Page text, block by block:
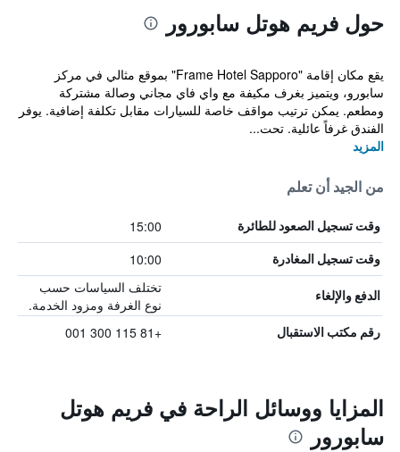
حول فريم هوتل سابورور
يقع مكان إقامة "Frame Hotel Sapporo" بموقع مثالي في مركز
سابورو، ويتميز بغرف مكيفة مع واي فاي مجاني وصالة مشتركة
ومطعم. يمكن ترتيب مواقف خاصة للسيارات مقابل تكلفة إضافية. يوفر
الفندق غرفاً عائلية. تحت...
المزيد
من الجيد أن تعلم
وقت تسجيل الصعود للطائرة 15:00
وقت تسجيل المغادرة 10:00
الدفع والإلغاء
تختلف السياسات حسب
نوع الغرفة ومزود الخدمة.
رقم مكتب الاستقبال +81 115 300 001
المزايا ووسائل الراحة في فريم هوتل
سابورور